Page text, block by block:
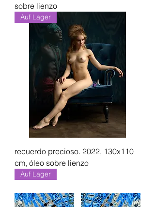
sobre lienzo
Auf Lager
recuerdo precioso. 2022, 130x110
cm, óleo sobre lienzo
Auf Lager